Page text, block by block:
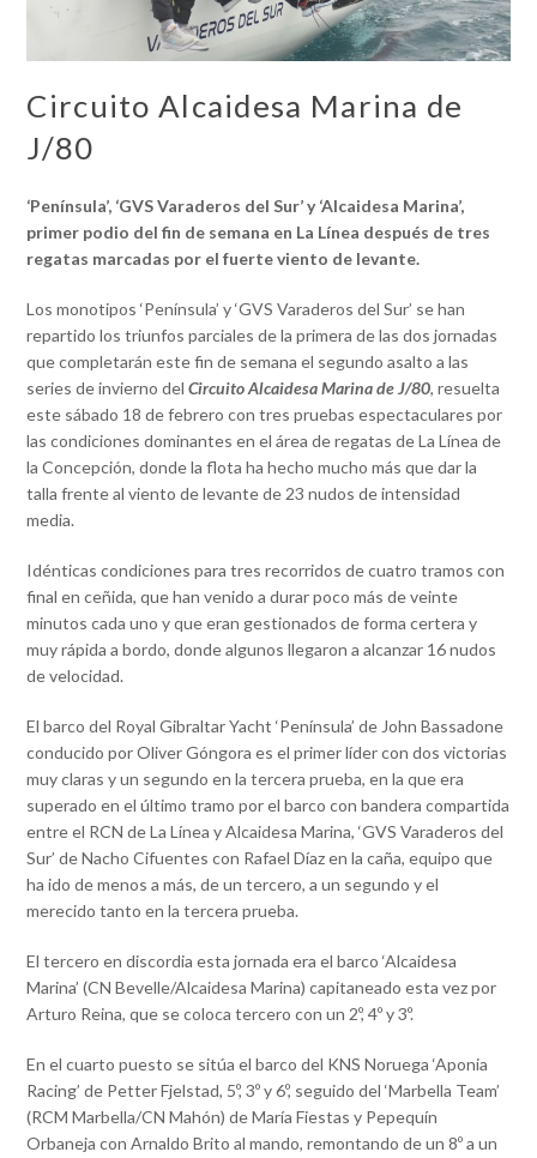
Circuito Alcaidesa Marina de
J/80
‘Península’, ‘GVS Varaderos del Sur’ y ‘Alcaidesa Marina’,
primer podio del fin de semana en La Línea después de tres
regatas marcadas por el fuerte viento de levante.
Los monotipos ‘Península’ y ‘GVS Varaderos del Sur’ se han
repartido los triunfos parciales de la primera de las dos jornadas
que completarán este fin de semana el segundo asalto a las
series de invierno delCircuito Alcaidesa Marina de J/80, resuelta
este sábado 18 de febrero con tres pruebas espectaculares por
las condiciones dominantes en el área de regatas de La Línea de
la Concepción, donde la flota ha hecho mucho más que dar la
talla frente al viento de levante de 23 nudos de intensidad
media.
Idénticas condiciones para tres recorridos de cuatro tramos con
final en ceñida, que han venido a durar poco más de veinte
minutos cada uno y que eran gestionados de forma certera y
muy rápida a bordo, donde algunos llegaron a alcanzar 16 nudos
de velocidad.
El barco del Royal Gibraltar Yacht ‘Península’ de John Bassadone
conducido por Oliver Góngora es el primer líder con dos victorias
muy claras y un segundo en la tercera prueba, en la que era
superado en el último tramo por el barco con bandera compartida
entre el RCN de La Línea y Alcaidesa Marina, ‘GVS Varaderos del
Sur’ de Nacho Cifuentes con Rafael Díaz en la caña, equipo que
ha ido de menos a más, de un tercero, a un segundo y el
merecido tanto en la tercera prueba.
El tercero en discordia esta jornada era el barco ‘Alcaidesa
Marina’ (CN Bevelle/Alcaidesa Marina) capitaneado esta vez por
Arturo Reina, que se coloca tercero con un 2º, 4º y 3º.
En el cuarto puesto se sitúa el barco del KNS Noruega ‘Aponia
Racing’ de Petter Fjelstad, 5º, 3º y 6º, seguido del ‘Marbella Team’
(RCM Marbella/CN Mahón) de María Fiestas y Pepequín
Orbaneja con Arnaldo Brito al mando, remontando de un 8º a un